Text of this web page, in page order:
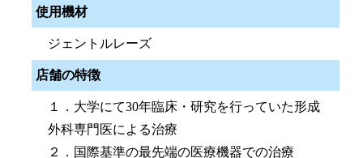
使用機材
ジェントルレーズ
店舗の特徴
１．大学にて30年臨床・研究を行っていた形成
外科専門医による治療
２．国際基準の最先端の医療機器での治療